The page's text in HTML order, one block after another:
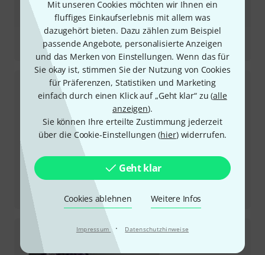
Mit unseren Cookies möchten wir Ihnen ein
fluffiges Einkaufserlebnis mit allem was
dazugehört bieten. Dazu zählen zum Beispiel
passende Angebote, personalisierte Anzeigen
und das Merken von Einstellungen. Wenn das für
Sie okay ist, stimmen Sie der Nutzung von Cookies
für Präferenzen, Statistiken und Marketing
einfach durch einen Klick auf „Geht klar“ zu (alle
anzeigen).
Sie können Ihre erteilte Zustimmung jederzeit
über die Cookie-Einstellungen (hier) widerrufen.
Geht klar
Cookies ablehnen Weitere Infos
Impressum · Datenschutzhinweise
Testbericht
BC 20